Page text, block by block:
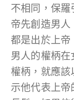
不相同，保
帝先創造男
都是出於上帝
男人的權柄
權柄，就應
示他代表上